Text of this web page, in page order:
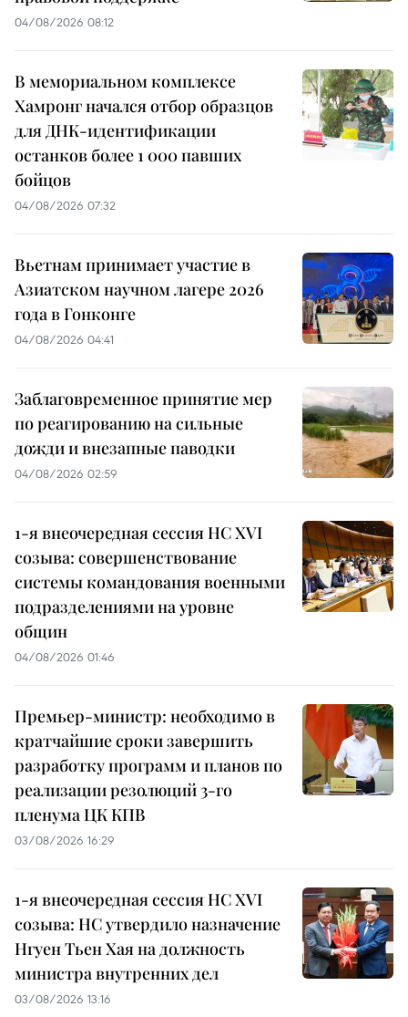
04/08/2026 08:12
В мемориальном комплексе
Хамронг начался отбор образцов
для ДНК-идентификации
останков более 1 000 павших
бойцов
04/08/2026 07:32
Вьетнам принимает участие в
Азиатском научном лагере 2026
года в Гонконге
04/08/2026 04:41
Заблаговременное принятие мер
по реагированию на сильные
дожди и внезапные паводки
04/08/2026 02:59
1-я внеочередная сессия НС XVI
созыва: совершенствование
системы командования военными
подразделениями на уровне
общин
04/08/2026 01:46
Премьер-министр: необходимо в
кратчайшие сроки завершить
разработку программ и планов по
реализации резолюций 3-го
пленума ЦК КПВ
03/08/2026 16:29
1-я внеочередная сессия НС XVI
созыва: НС утвердило назначение
Нгуен Тьен Хая на должность
министра внутренних дел
03/08/2026 13:16